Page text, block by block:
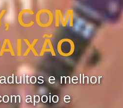
COM
e melhor
apoio e